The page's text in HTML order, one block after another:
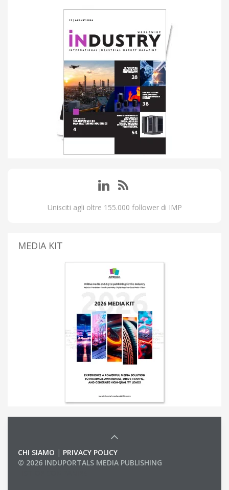
Unisciti agli oltre 155.000 follower di IMP
MEDIA KIT
CHI SIAMO | PRIVACY POLICY
© 2026 INDUPORTALS MEDIA PUBLISHING